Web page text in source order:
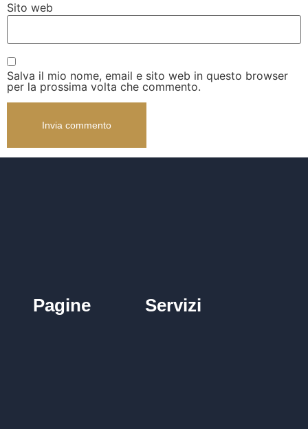
Sito web
Salva il mio nome, email e sito web in questo browser
per la prossima volta che commento.
Pagine Servizi